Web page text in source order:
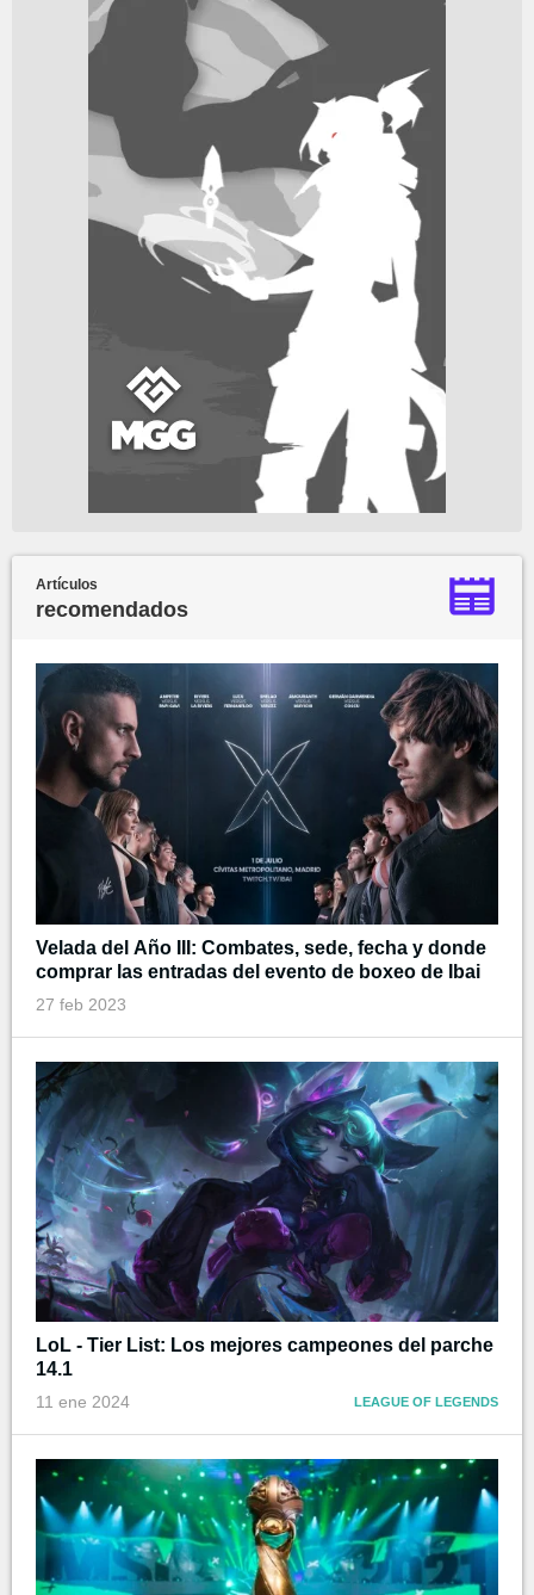
Artículos
recomendados
Velada del Año III: Combates, sede, fecha y donde
comprar las entradas del evento de boxeo de Ibai
27 feb 2023
LoL - Tier List: Los mejores campeones del parche
14.1
11 ene 2024 LEAGUE OF LEGENDS